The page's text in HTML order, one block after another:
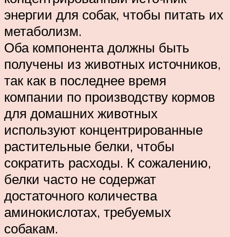
энергии для собак, чтобы питать их
метаболизм.
Оба компонента должны быть
получены из животных источников,
так как в последнее время
компании по производству кормов
для домашних животных
используют концентрированные
растительные белки, чтобы
сократить расходы. К сожалению,
белки часто не содержат
достаточного количества
аминокислотах, требуемых
собакам.